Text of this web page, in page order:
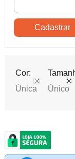
Cor:
Única
Único